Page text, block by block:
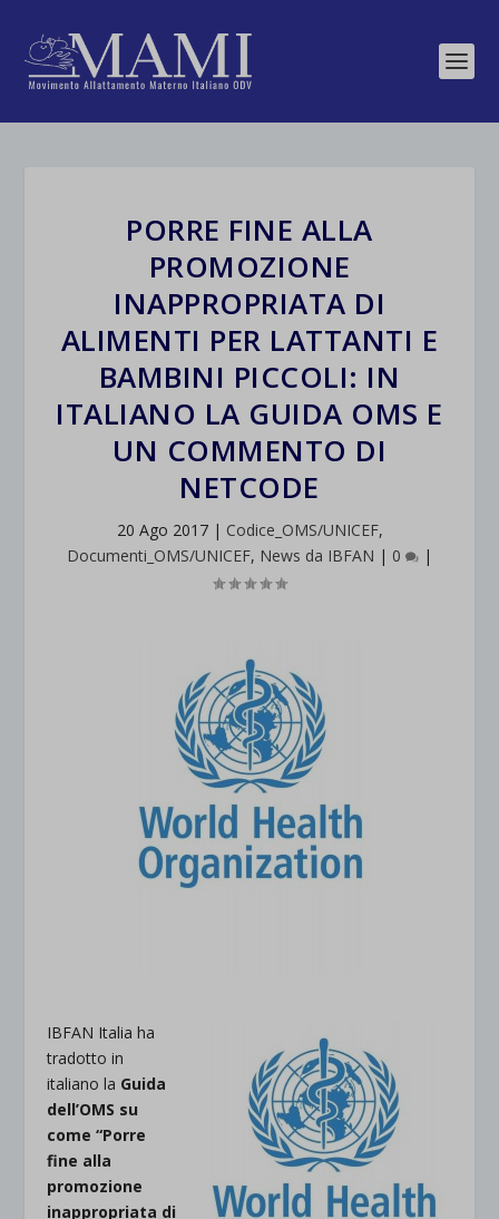
PORRE FINE ALLA
PROMOZIONE
INAPPROPRIATA DI
ALIMENTI PER LATTANTI E
BAMBINI PICCOLI: IN
ITALIANO LA GUIDA OMS E
UN COMMENTO DI
NETCODE
20 Ago 2017| Codice_OMS/UNICEF,
Documenti_OMS/UNICEF, News da IBFAN | 0 |
IBFAN Italia ha
tradotto in
italiano la Guida
dell’OMS su
come “Porre
fine alla
promozione
inappropriata di